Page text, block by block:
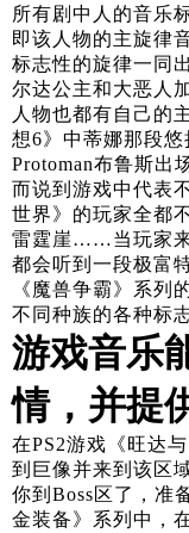
所有剧中人的音乐
即该人物的主旋律
标志性的旋律一同
尔达公主和大恶人
人物也都有自己的
想6》中蒂娜那段
Protoman布鲁斯出
而说到游戏中代表
世界》的玩家全都
雷霆崖……当玩家来
都会听到一段极富
《魔兽争霸》系列
不同种族的各种标
游戏音乐
情，并提
在PS2游戏《旺达
到巨像并来到该区
你到Boss区了，准
金装备》系列中，